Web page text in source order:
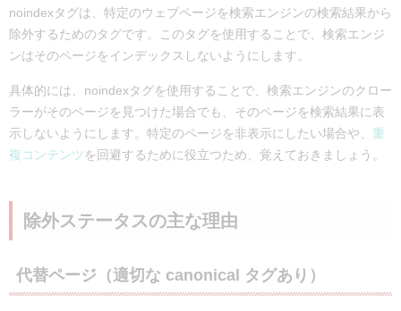
noindexタグは、特定のウェブページを検索エンジンの検索結果から
除外するためのタグです。このタグを使用することで、検索エンジ
ンはそのページをインデックスしないようにします。
具体的には、noindexタグを使用することで、検索エンジンのクロー
ラーがそのページを見つけた場合でも、そのページを検索結果に表
示しないようにします。特定のページを非表示にしたい場合や、 重
複コンテンツ を回避するために役立つため、覚えておきましょう。
除外ステータスの主な理由
代替ページ（適切な canonical タグあり）